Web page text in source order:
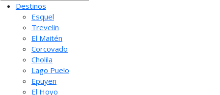
Destinos
Esquel
Trevelin
El Maitén
Corcovado
Cholila
Lago Puelo
Epuyen
El Hoyo